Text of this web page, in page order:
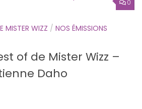
0
MISTER WIZZ / NOS ÉMISSIONS
of de Mister Wizz –
Daho